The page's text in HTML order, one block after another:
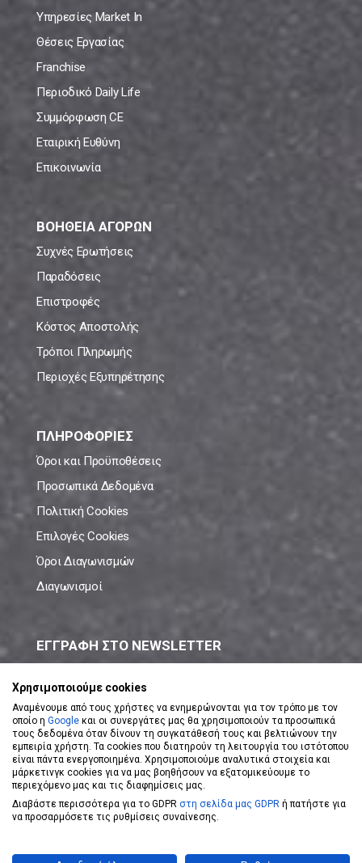
Υπηρεσίες Market In
Θέσεις Εργασίας
Franchise
Περιοδικό Daily Life
Συμμόρφωση CE
Εταιρική Ευθύνη
Επικοινωνία
ΒΟΗΘΕΙΑ ΑΓΟΡΩΝ
Συχνές Ερωτήσεις
Παραδόσεις
Επιστροφές
Κόστος Αποστολής
Τρόποι Πληρωμής
Περιοχές Εξυπηρέτησης
ΠΛΗΡΟΦΟΡΙΕΣ
Όροι και Προϋποθέσεις
Προσωπικά Δεδομένα
Πολιτική Cookies
Επιλογές Cookies
Όροι Διαγωνισμών
Διαγωνισμοί
ΕΓΓΡΑΦΗ ΣΤΟ NEWSLETTER
ΕΓΓΡΑΦΗ ΣΤΟ NEWSLETTER
Αποδέχομαι τουςΌρους Χρήσης
Powered byeShopKeyDesigned byKoolmetrix
Χρησιμοποιούμε cookies
Αναμένουμε από τους χρήστες να ενημερώνονται για τον τρόπο με τον
οποίο η Google και οι συνεργάτες μας θα χρησιμοποιούν τα προσωπικά
τους δεδομένα όταν δίνουν τη συγκατάθεσή τους και βελτιώνουν την
εμπειρία χρήστη. Τα cookies που διατηρούν τη λειτουργία του ιστότοπου
είναι πάντα ενεργοποιημένα. Χρησιμοποιούμε αναλυτικά στοιχεία και
μάρκετινγκ cookies για να μας βοηθήσουν να εξατομικεύουμε το
περιεχόμενο μας και τις διαφημίσεις μας.
Διαβάστε περισσότερα για το GDPR στη σελίδα μας GDPR ή πατήστε για
να προσαρμόσετε τις ρυθμίσεις συναίνεσης.